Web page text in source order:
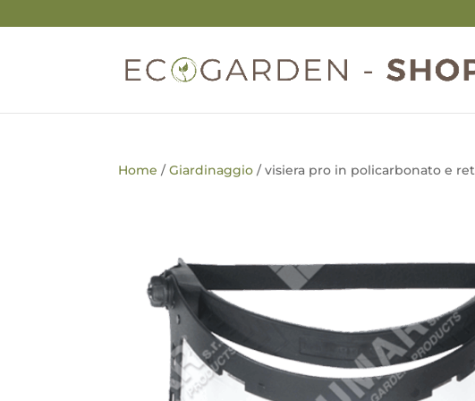
Home /Giardinaggio / visiera pro in policarbonato e